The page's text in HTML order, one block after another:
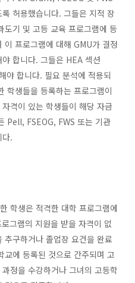
허용했습니다. 그들은 지적 장
도기 및 고등 교육 프로그램에 등
프로그램에 대해 GMU가 결정
합니다. 그들은 HEA 섹션
합니다. 필요 분석에 적용되
학생들을 등록하는 프로그램이
격이 있는 학생들이 해당 자금
Pell, FSEOG, FWS 또는 기관
.
학생은 적격한 대학 프로그램에
그램의 지원을 받을 자격이 없
구하거나 졸업장 요건을 완료
에 등록된 것으로 간주되며 고
정을 수강하거나 그녀의 고등학